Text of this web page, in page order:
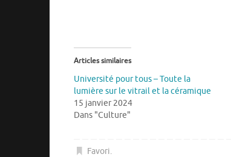
Articles similaires
Université pour tous – Toute la
lumière sur le vitrail et la céramique
15 janvier 2024
Dans "Culture"
Favori.